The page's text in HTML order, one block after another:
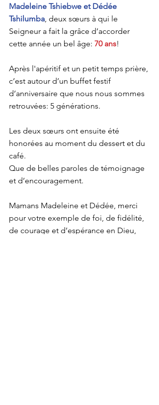
Madeleine Tshiebwe et Dédée
Tshilumba, deux sœurs à qui le
Seigneur a fait la grâce d’accorder
cette année un bel âge: 70 ans!
Après l'apéritif et un petit temps prière,
c’est autour d’un buffet festif
d’anniversaire que nous nous sommes
retrouvées: 5 générations.
Les deux sœurs ont ensuite été
honorées au moment du dessert et du
café.
Que de belles paroles de témoignage
et d’encouragement.
Mamans Madeleine et Dédée, merci
pour votre exemple de foi, de fidélité,
de courage et d’espérance en Dieu,